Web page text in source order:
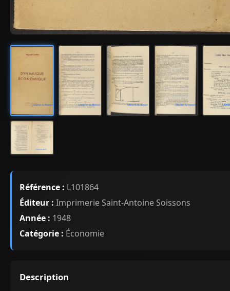
Référence : L101864
Éditeur : Imprimerie Saint-Antoine Soissons
Année : 1948
Catégorie : Économie
Description